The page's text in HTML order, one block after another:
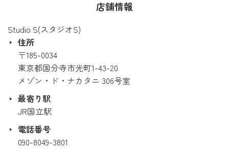
店舗情報
Studio S(スタジオS)
住所
〒185-0034
東京都国分寺市光町1-43-20
メゾン・ド・ナカタニ 306号室
最寄り駅
JR国立駅
電話番号
090-8049-3801